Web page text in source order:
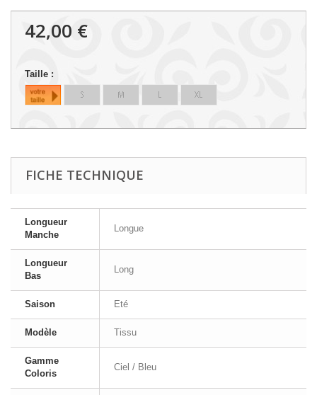
42,00 €
Taille :
FICHE TECHNIQUE
Longueur
Manche
Longue
Longueur
Bas
Long
Saison Eté
Modèle Tissu
Gamme
Coloris
Ciel / Bleu